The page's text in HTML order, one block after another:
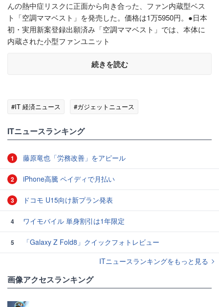
んの熱中症リスクに正面から向き合った、ファン内蔵型ベス
ト「空調ママベスト」を発売した。価格は1万5950円。●日本
初・実用新案登録出願済み「空調ママベスト」では、本体に
内蔵された小型ファンユニット
続きを読む
#IT 経済ニュース #ガジェットニュース
ITニュースランキング
1 藤原竜也「労務改善」をアピール
2 iPhone高騰 ペイディで月払い
3 ドコモ U15向け新プラン発表
4 ワイモバイル 単身割引は1年限定
5
「Galaxy Z Fold8」クイックフォトレビュー
ITニュースランキングをもっと見る
画像アクセスランキング